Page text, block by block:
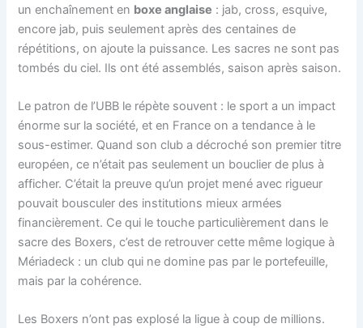
un enchaînement en boxe anglaise : jab, cross, esquive,
encore jab, puis seulement après des centaines de
répétitions, on ajoute la puissance. Les sacres ne sont pas
tombés du ciel. Ils ont été assemblés, saison après saison.
Le patron de l’UBB le répète souvent : le sport a un impact
énorme sur la société, et en France on a tendance à le
sous-estimer. Quand son club a décroché son premier titre
européen, ce n’était pas seulement un bouclier de plus à
afficher. C’était la preuve qu’un projet mené avec rigueur
pouvait bousculer des institutions mieux armées
financièrement. Ce qui le touche particulièrement dans le
sacre des Boxers, c’est de retrouver cette même logique à
Mériadeck : un club qui ne domine pas par le portefeuille,
mais par la cohérence.
Les Boxers n’ont pas explosé la ligue à coup de millions.